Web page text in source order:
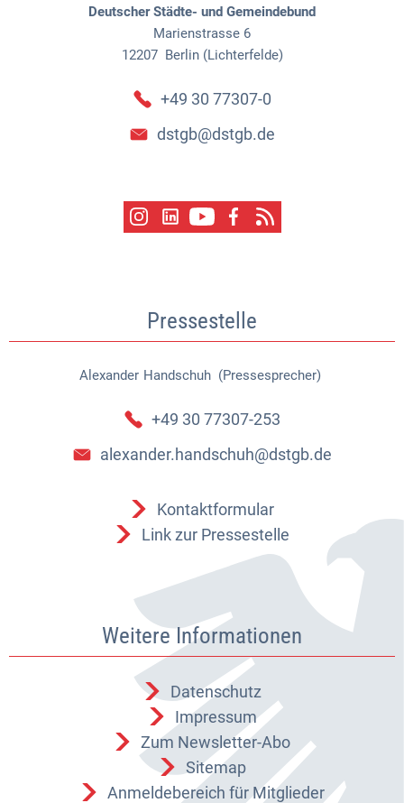
Deutscher Städte- und Gemeindebund
Marienstrasse 6
12207 Berlin (Lichterfelde)
+49 30 77307-0
dstgb@dstgb.de
Pressestelle
Alexander Handschuh (Pressesprecher)
Alexander Handschuh
+49 30 77307-253
alexander.handschuh@dstgb.de
Kontaktformular
Link zur Pressestelle
Weitere Informationen
Datenschutz
Impressum
Zum Newsletter-Abo
Sitemap
Anmeldebereich für Mitglieder